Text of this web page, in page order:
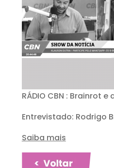
RÁDIO CBN : Brainrot
Entrevistado: Rodrigo
Saiba mais